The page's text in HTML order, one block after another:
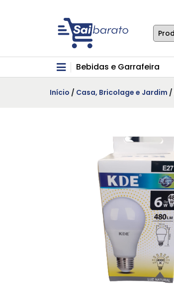
Bebidas e Garrafeira
Início / Casa, Bricolage e Jardim /